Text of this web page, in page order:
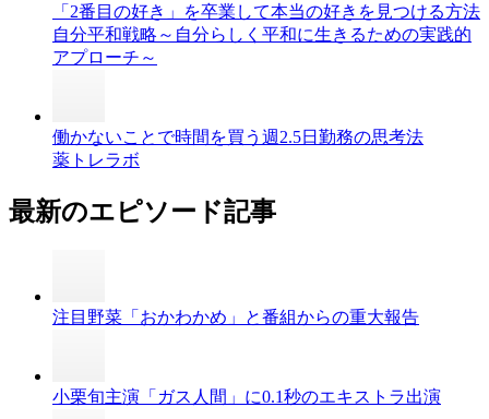
「2番目の好き」を卒業して本当の好きを見つける方法
自分平和戦略～自分らしく平和に生きるための実践的
アプローチ～
働かないことで時間を買う週2.5日勤務の思考法
薬トレラボ
最新のエピソード記事
注目野菜「おかわかめ」と番組からの重大報告
小栗旬主演「ガス人間」に0.1秒のエキストラ出演